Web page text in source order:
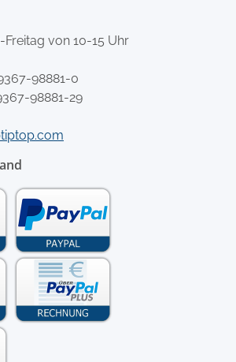
von 10-15 Uhr
98881-0
98881-29